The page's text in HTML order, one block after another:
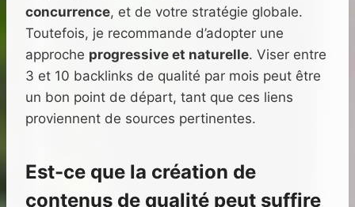
concurrence, et de votre stratégie globale.
Toutefois, je recommande d’adopter une
approche progressive et naturelle. Viser entre
3 et 10 backlinks de qualité par mois peut être
un bon point de départ, tant que ces liens
proviennent de sources pertinentes.
Est-ce que la création de
contenus de qualité peut suffire